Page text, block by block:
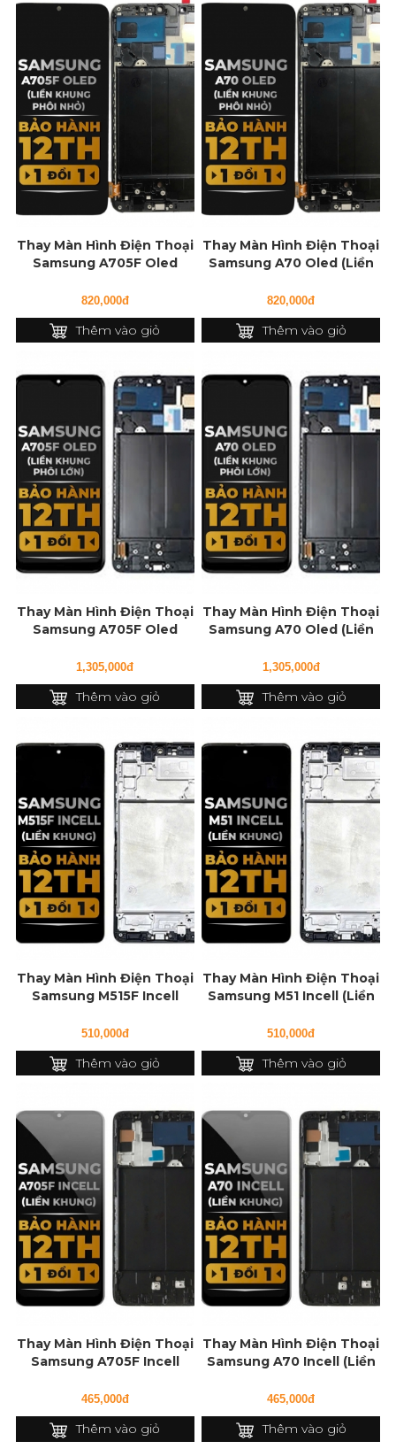
Thay Màn Hình Điện Thoại
Samsung A705F Oled
820,000đ
Thêm vào giỏ
Thay Màn Hình Điện Thoại
Samsung A70 Oled (Liền
820,000đ
Thêm vào giỏ
Thay Màn Hình Điện Thoại
Samsung A705F Oled
1,305,000đ
Thêm vào giỏ
Thay Màn Hình Điện Thoại
Samsung A70 Oled (Liền
1,305,000đ
Thêm vào giỏ
Thay Màn Hình Điện Thoại
Samsung M515F Incell
510,000đ
Thêm vào giỏ
Thay Màn Hình Điện Thoại
Samsung M51 Incell (Liền
510,000đ
Thêm vào giỏ
Thay Màn Hình Điện Thoại
Samsung A705F Incell
465,000đ
Thêm vào giỏ
Thay Màn Hình Điện Thoại
Samsung A70 Incell (Liền
465,000đ
Thêm vào giỏ